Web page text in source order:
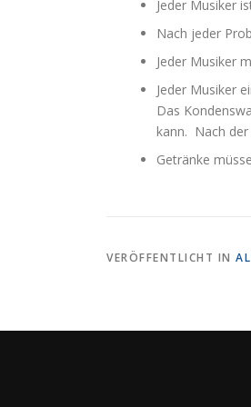
Jeder Musiker
Nach jeder
Jeder Musiker
Jeder Musiker
Das
kann. Nach
Getränke
VERÖFFENTLICHT IN